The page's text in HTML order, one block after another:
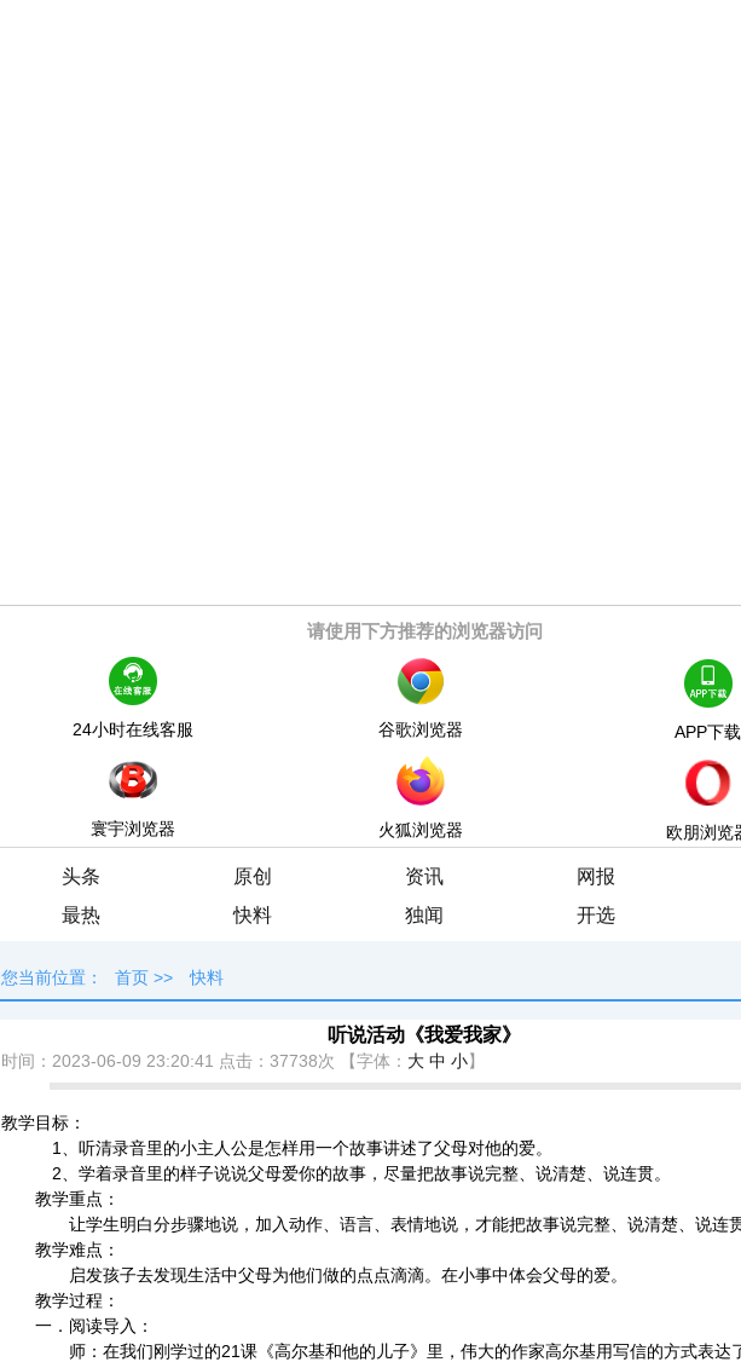
请使用下方推荐的浏览器访问
24小时在线客服 谷歌浏览器 APP下载
寰宇浏览器 火狐浏览器 欧朋浏览
头条 原创 资讯 网报
最热
快料 独闻 开选
您当前位置： 首页 >> 快料
听说活动《我爱我家》
时间：2023-06-09 23:20:41 点击： 37738次 【字体： 大 中 小】
教学目标：
1、听清录音里的小主人公是怎样用一个故事讲述了父母对他的爱。
2、学着录音里的样子说说父母爱你的故事，尽量把故事说完整、说清楚、说连贯。
教学重点：
让学生明白分步骤地说，加入动作、语言、表情地说，才能把故事说完整、说清楚、说连贯
教学难点：
启发孩子去发现生活中父母为他们做的点点滴滴。在小事中体会父母的爱。
教学过程：
一．阅读导入：
师：在我们刚学过的21课《高尔基和他的儿子》里，伟大的作家高尔基用写信的方式表达